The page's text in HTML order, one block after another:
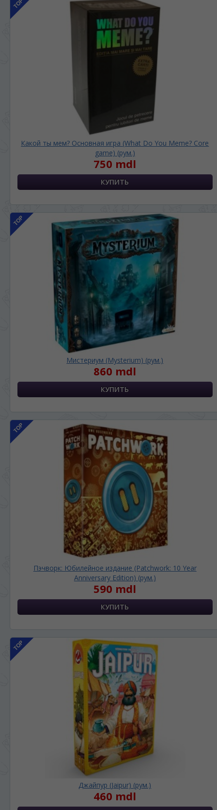
Какой ты мем? Основная игра (What Do You Meme? Core
game) (рум.)
750 mdl
Мистериум (Mysterium) (рум.)
860 mdl
Пэчворк: Юбилейное издание (Patchwork: 10 Year
Anniversary Edition) (рум.)
590 mdl
Джайпур (Jaipur) (рум.)
460 mdl